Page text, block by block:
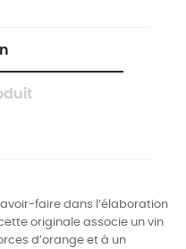
faire dans l’élaboration
originale associe un vin
d’orange et à un